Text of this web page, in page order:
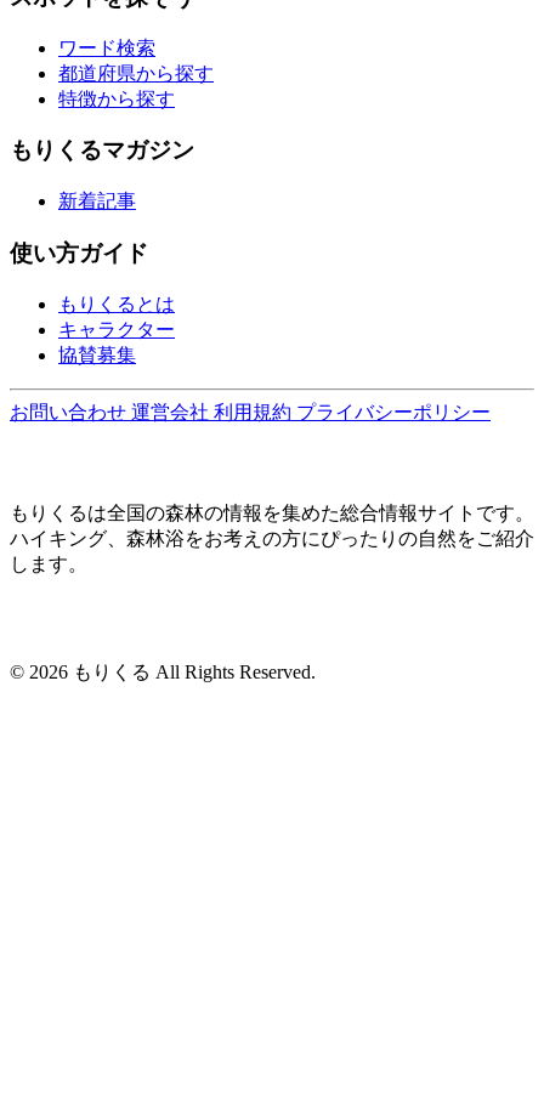
ワード検索
都道府県から探す
特徴から探す
もりくるマガジン
新着記事
使い方ガイド
もりくるとは
キャラクター
協賛募集
お問い合わせ 運営会社 利用規約 プライバシーポリシー
もりくるは全国の森林の情報を集めた総合情報サイトです。
ハイキング、森林浴をお考えの方にぴったりの自然をご紹介
します。
© 2026 もりくる All Rights Reserved.